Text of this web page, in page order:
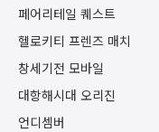
페어리테일 퀘스트
헬로키티 프렌즈 매치
창세기전 모바일
대항해시대 오리진
언디셈버